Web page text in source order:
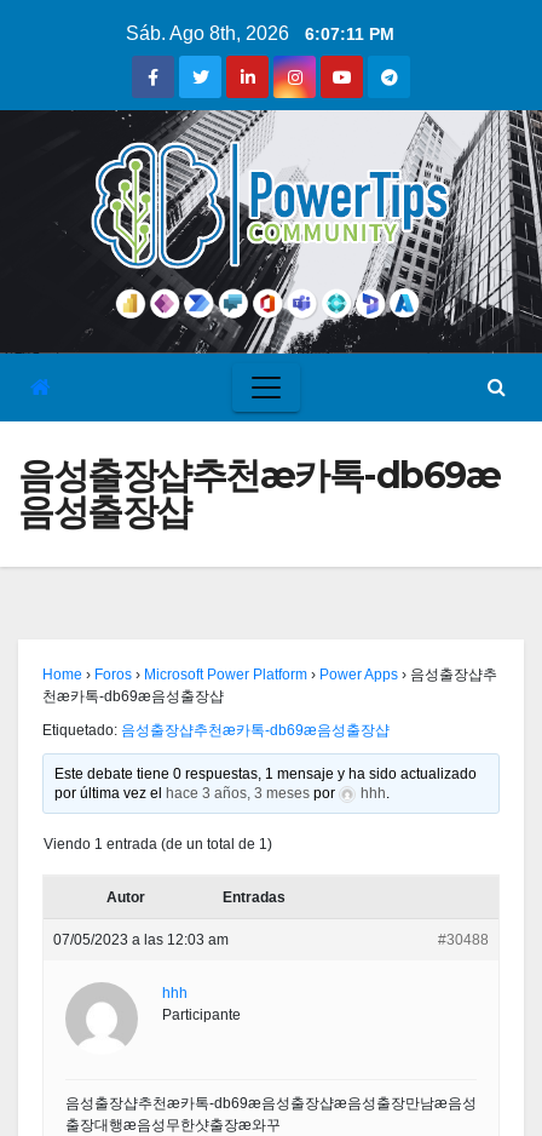
Sáb. Ago 8th, 2026 6:07:12 PM
음성출장샵추천æ카톡-db69æ
음성출장샵
Home › Foros › Microsoft Power Platform › Power Apps › 음성출장샵추
천æ카톡-db69æ음성출장샵
Etiquetado: 음성출장샵추천æ카톡-db69æ음성출장샵
Este debate tiene 0 respuestas, 1 mensaje y ha sido actualizado
por última vez el
hace 3 años, 3 meses por hhh.
Viendo 1 entrada (de un total de 1)
Autor Entradas
07/05/2023 a las 12:03 am #30488
hhh
Participante
음성출장샵추천æ카톡-db69æ음성출장샵æ음성출장만남æ음성
출장대행æ음성무한샷출장æ와꾸